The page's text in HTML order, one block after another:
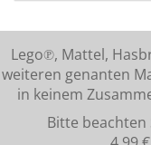
Lego℗, Mattel,
weiteren genanten
in keinem
Bitte beachten